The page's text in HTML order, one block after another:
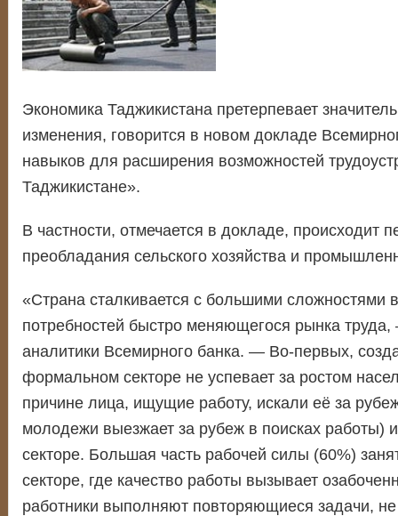
Экономика Таджикистана претерпевает
изменения, говорится в новом докладе
навыков для расширения возможностей
Таджикистане».
В частности, отмечается в докладе, происходит
преобладания сельского хозяйства и
«Страна сталкивается с большими сложностями
потребностей быстро меняющегося рынка
аналитики Всемирного банка. — Во-первых,
формальном секторе не успевает за ростом
причине лица, ищущие работу, искали её за
молодежи выезжает за рубеж в поисках работы)
секторе. Большая часть рабочей силы (60%)
секторе, где качество работы вызывает
работники выполняют повторяющиеся задачи,